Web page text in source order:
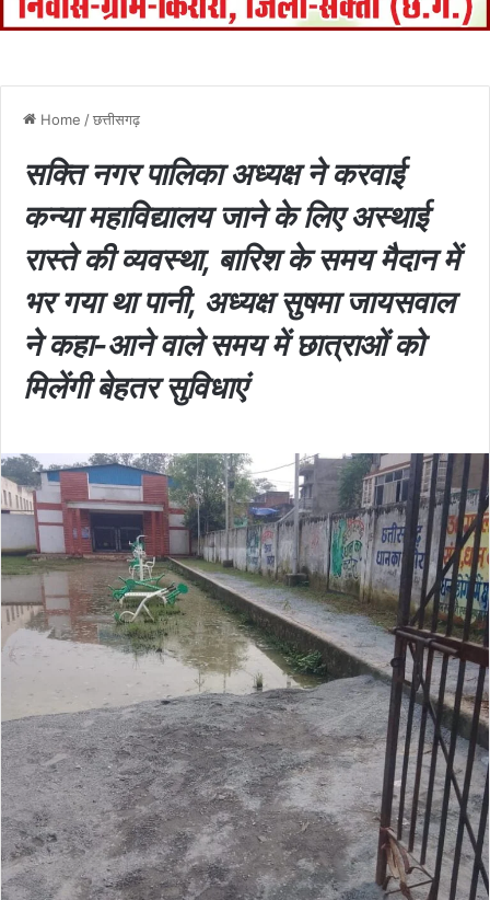
Home /छत्तीसगढ़
सक्ति नगर पालिका अध्यक्ष ने करवाई
कन्या महाविद्यालय जाने के लिए अस्थाई
रास्ते की व्यवस्था, बारिश के समय मैदान में
भर गया था पानी, अध्यक्ष सुषमा जायसवाल
ने कहा-आने वाले समय में छात्राओं को
मिलेंगी बेहतर सुविधाएं